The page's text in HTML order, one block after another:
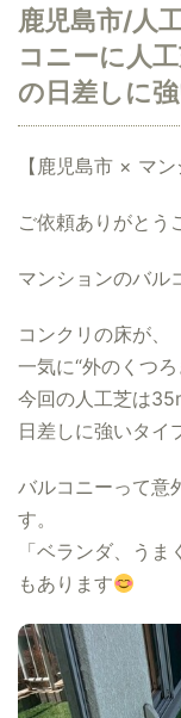
鹿児島市/人
コニーに人
の日差しに強
【鹿児島市 × マ
ご依頼ありがとう
マンションのバル
コンクリの床が、
一気に“外のくつ
今回の人工芝は
日差しに強いタイ
バルコニーって意
す。
「ベランダ、う
もあります